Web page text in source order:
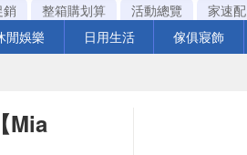
銷
整箱購划算 活動總覽 家速配
閒娛樂
日用生活 傢俱寢飾
Mia